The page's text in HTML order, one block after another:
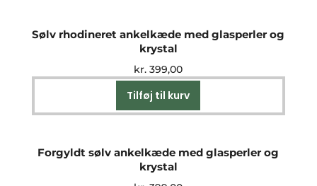
Sølv rhodineret ankelkæde med glasperler og
krystal
kr. 399,00
Tilføj til kurv
Forgyldt sølv ankelkæde med glasperler og
krystal